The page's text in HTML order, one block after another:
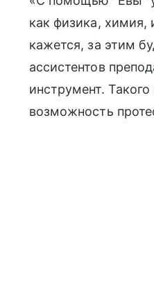
как физика, химия,
кажется, за этим
ассистентов
инструмент.
возможность